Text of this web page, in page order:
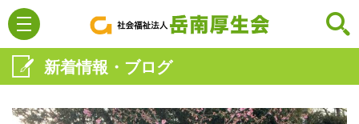
新着情報・ブログ